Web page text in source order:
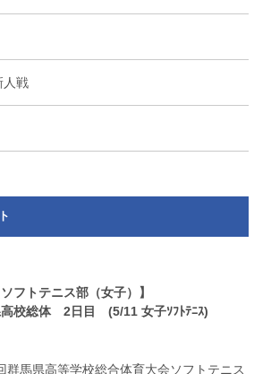
戦
ソフトテニス部（女子）】
校総体 2日目 (5/11 女子ｿﾌﾄﾃﾆｽ)
馬県高等学校総合体育大会ソフトテニス